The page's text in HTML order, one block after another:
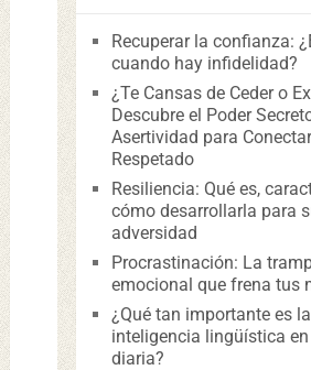
Recuperar la confianza:
cuando hay infidelidad?
¿Te Cansas de Ceder o
Descubre el Poder
Asertividad para
Respetado
Resiliencia: Qué es,
cómo desarrollarla para
adversidad
Procrastinación: La
emocional que frena tus
¿Qué tan importante es la
inteligencia lingüística
diaria?